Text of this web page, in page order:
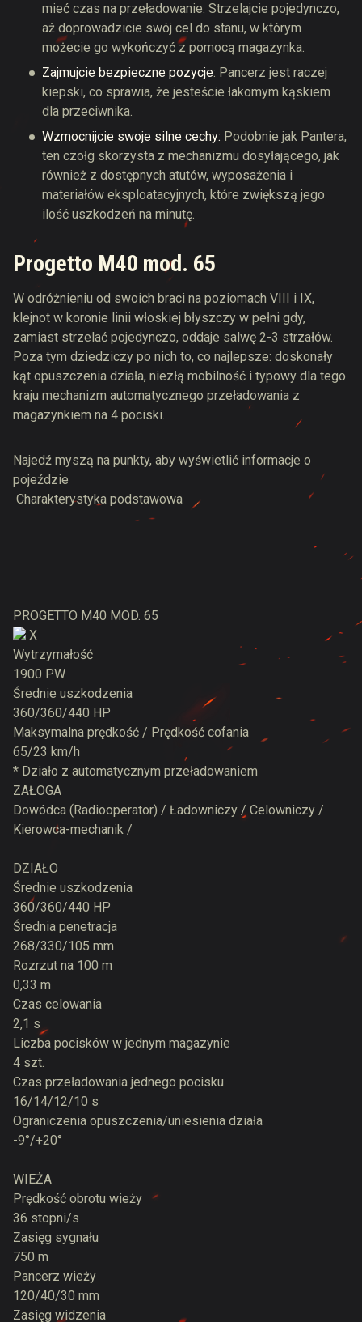
mieć czas na przeładowanie. Strzelajcie pojedynczo,
aż doprowadzicie swój cel do stanu, w którym
możecie go wykończyć z pomocą magazynka.
Zajmujcie bezpieczne pozycje: Pancerz jest raczej
kiepski, co sprawia, że jesteście łakomym kąskiem
dla przeciwnika.
Wzmocnijcie swoje silne cechy: Podobnie jak Pantera,
ten czołg skorzysta z mechanizmu dosyłającego, jak
również z dostępnych atutów, wyposażenia i
materiałów eksploatacyjnych, które zwiększą jego
ilość uszkodzeń na minutę.
Progetto M40 mod. 65
W odróżnieniu od swoich braci na poziomach VIII i IX,
klejnot w koronie linii włoskiej błyszczy w pełni gdy,
zamiast strzelać pojedynczo, oddaje salwę 2-3 strzałów.
Poza tym dziedziczy po nich to, co najlepsze: doskonały
kąt opuszczenia działa, niezłą mobilność i typowy dla tego
kraju mechanizm automatycznego przeładowania z
magazynkiem na 4 pociski.
Najedź myszą na punkty, aby wyświetlić informacje o
pojeździe
Charakterystyka podstawowa
PROGETTO M40 MOD. 65
X
Wytrzymałość
1900 PW
Średnie uszkodzenia
360/360/440 HP
Maksymalna prędkość / Prędkość cofania
65/23 km/h
* Działo z automatycznym przeładowaniem
ZAŁOGA
Dowódca (Radiooperator) / Ładowniczy / Celowniczy /
Kierowca-mechanik /
DZIAŁO
Średnie uszkodzenia
360/360/440 HP
Średnia penetracja
268/330/105 mm
Rozrzut na 100 m
0,33 m
Czas celowania
2,1 s
Liczba pocisków w jednym magazynie
4 szt.
Czas przeładowania jednego pocisku
16/14/12/10 s
Ograniczenia opuszczenia/uniesienia działa
-9°/+20°
WIEŻA
Prędkość obrotu wieży
36 stopni/s
Zasięg sygnału
750 m
Pancerz wieży
120/40/30 mm
Zasięg widzenia